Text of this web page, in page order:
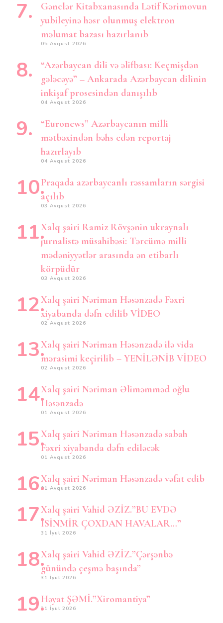
Gənclər Kitabxanasında Lətif Kərimovun
yubileyinə həsr olunmuş elektron
məlumat bazası hazırlanıb
05 Avqust 2026
“Azərbaycan dili və əlifbası: Keçmişdən
gələcəyə” – Ankarada Azərbaycan dilinin
inkişaf prosesindən danışılıb
04 Avqust 2026
“Euronews” Azərbaycanın milli
mətbəxindən bəhs edən reportaj
hazırlayıb
04 Avqust 2026
Praqada azərbaycanlı rəssamların sərgisi
açılıb
03 Avqust 2026
Xalq şairi Ramiz Rövşənin ukraynalı
jurnalistə müsahibəsi: Tərcümə milli
mədəniyyətlər arasında ən etibarlı
körpüdür
03 Avqust 2026
Xalq şairi Nəriman Həsənzadə Fəxri
xiyabanda dəfn edilib VİDEO
02 Avqust 2026
Xalq şairi Nəriman Həsənzadə ilə vida
mərasimi keçirilib – YENİLƏNİB VİDEO
02 Avqust 2026
Xalq şairi Nəriman Əliməmməd oğlu
Həsənzadə
01 Avqust 2026
Xalq şairi Nəriman Həsənzadə sabah
Fəxri xiyabanda dəfn ediləcək
01 Avqust 2026
Xalq şairi Nəriman Həsənzadə vəfat edib
01 Avqust 2026
Xalq şairi Vahid ƏZİZ.”BU EVDƏ
İSİNMİR ÇOXDAN HAVALAR…”
31 İyul 2026
Xalq şairi Vahid ƏZİZ.”Çərşənbə
günündə çeşmə başında”
31 İyul 2026
Həyat ŞƏMİ.”Xiromantiya”
31 İyul 2026